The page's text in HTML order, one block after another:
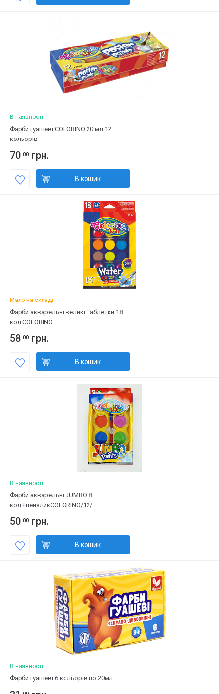
В наявності
Фарби гуашеві COLORINO 20 мл 12
кольорів
70 00 грн.
В кошик
Мало на складі
Фарби акварельні великі таблетки 18
кол.COLORINO
58 00 грн.
В кошик
В наявності
Фарби акварельні JUMBO 8
кол.+пензликCOLORINO/12/
50 00 грн.
В кошик
В наявності
Фарби гуашеві 6 кольорів по 20мл